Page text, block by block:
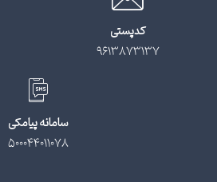
کدپستی
9613873137
سامانه پیامکی
500044011078